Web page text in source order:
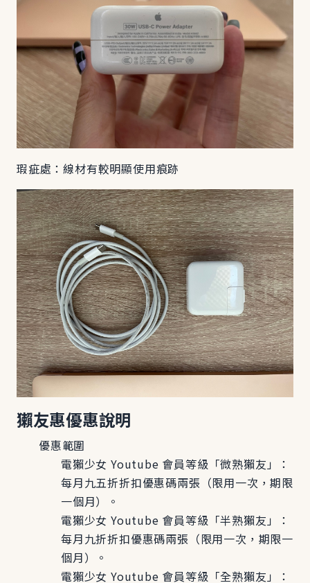
瑕疵處：線材有較明顯使用痕跡​
獺友惠優惠說明
優惠範圍
電獺少女 Youtube 會員等級「微熟獺友」：
每月九五折折扣優惠碼兩張（限用一次，期限
一個月）。
電獺少女 Youtube 會員等級「半熟獺友」：
每月九折折扣優惠碼兩張（限用一次，期限一
個月）。
電獺少女 Youtube 會員等級「全熟獺友」：